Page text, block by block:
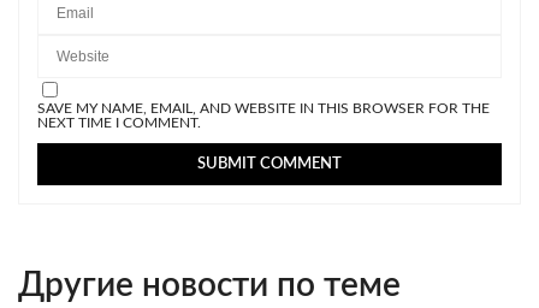
SAVE MY NAME, EMAIL, AND WEBSITE IN THIS BROWSER FOR THE
NEXT TIME I COMMENT.
Другие новости по теме